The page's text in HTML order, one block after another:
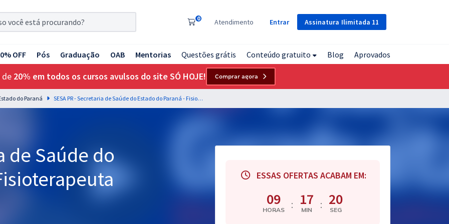
Assinatura Ilimitada 11
0 Atendimento Entrar
OFF Pós Graduação OAB Mentorias Questões grátis Conteúdo gratuito Blog Aprovados
de 20% em todos os cursos avulsos do site SÓ HOJE! Comprar agora
do Paraná SESA PR - Secretaria de Saúde do Estado do Paraná - Fisioterapeuta
de Saúde do
ESSAS OFERTAS ACABAM EM:
09
HORAS : 17
MIN : 19
SEG